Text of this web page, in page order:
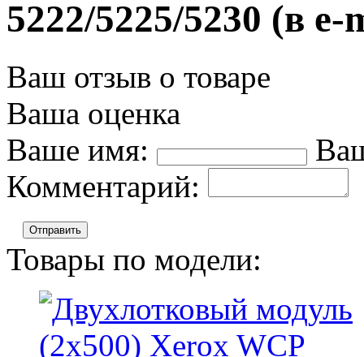
5222/5225/5230 (в
Ваш отзыв о товаре
Ваша оценка
Ваше имя:
Комментарий:
Отправить
Товары по модели: